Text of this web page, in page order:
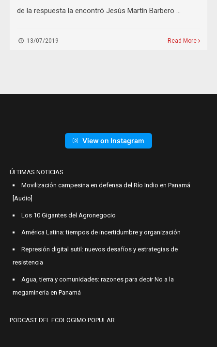
de la respuesta la encontró Jesús Martín Barbero …
13/07/2019 Read More
View on Instagram
ÚLTIMAS NOTICIAS
Movilización campesina en defensa del Río Indio en Panamá
[Audio]
Los 10 Gigantes del Agronegocio
América Latina: tiempos de incertidumbre y organización
Represión digital sutil: nuevos desafíos y estrategias de
resistencia
Agua, tierra y comunidades: razones para decir No a la
megaminería en Panamá
PODCAST DEL ECOLOGIMO POPULAR